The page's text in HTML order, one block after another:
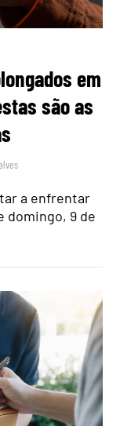
em
são as
a enfrentar
domingo, 9 de